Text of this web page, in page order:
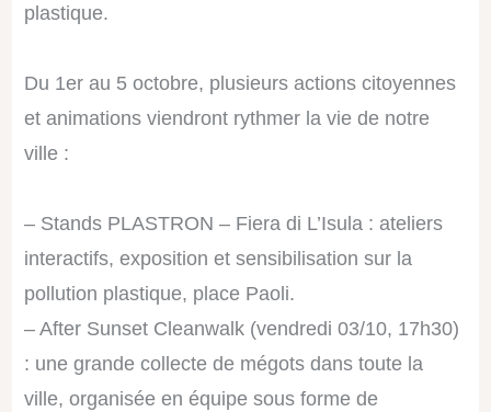
plastique.
Du 1er au 5 octobre, plusieurs actions citoyennes
et animations viendront rythmer la vie de notre
ville :
– Stands PLASTRON – Fiera di L’Isula : ateliers
interactifs, exposition et sensibilisation sur la
pollution plastique, place Paoli.
– After Sunset Cleanwalk (vendredi 03/10, 17h30)
: une grande collecte de mégots dans toute la
ville, organisée en équipe sous forme de